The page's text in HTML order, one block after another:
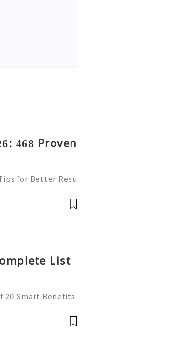
468 Proven
for Better Resu
online
List
20 Smart Benefits
and onl